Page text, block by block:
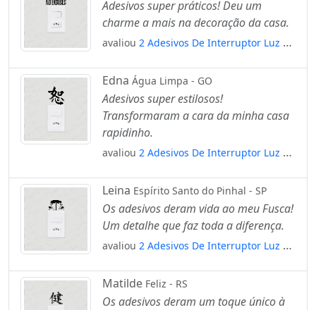
Adesivos super práticos! Deu um
charme a mais na decoração da casa.
avaliou 2 Adesivos De Interruptor Luz E
Edna Água Limpa - GO
Adesivos super estilosos!
Transformaram a cara da minha casa
rapidinho.
avaliou 2 Adesivos De Interruptor Luz E
Leina Espírito Santo do Pinhal - SP
Os adesivos deram vida ao meu Fusca!
Um detalhe que faz toda a diferença.
avaliou 2 Adesivos De Interruptor Luz E
Matilde Feliz - RS
Os adesivos deram um toque único à